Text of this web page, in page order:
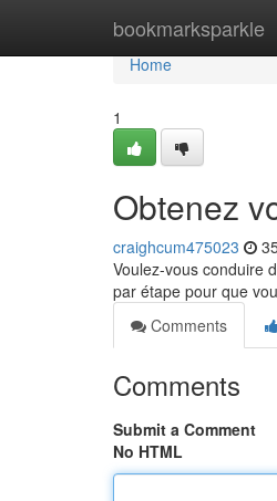
bookmarksparkle
Home
Home
1
Obtenez
craighcum475023
Voulez-vous conduire
par étape pour que
Comments
Comments
Submit a Comment
No HTML